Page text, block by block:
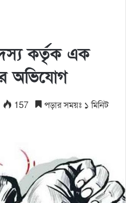
কর্তৃক এক
অভিযোগ
157 পড়ার সময়ঃ ১ মিনিট